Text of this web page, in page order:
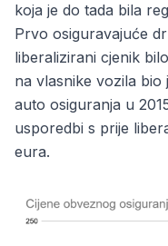
koja je do tada bila
Prvo osiguravajuće
liberalizirani cjenik
na vlasnike vozila bio
auto osiguranja u
usporedbi s prije
eura.